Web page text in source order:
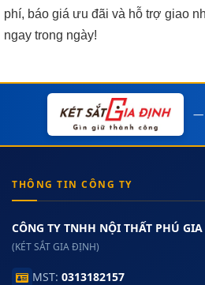
phí, báo giá ưu đãi và hỗ trợ giao
ngay trong ngày!
—
THÔNG TIN CÔNG TY
CÔNG TY TNHH NỘI THẤT PHÚ
(KÉT SẮT GIA ĐỊNH)
MST: 0313182157